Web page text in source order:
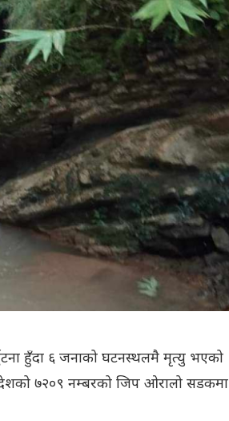
हुँदा ६ जनाको घटनस्थलमै मृत्यु भएको
७२०९ नम्बरको जिप ओरालो सडकमा